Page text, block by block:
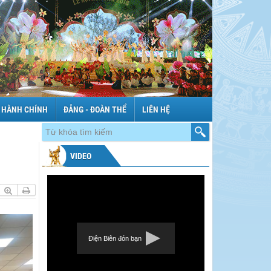
CHÍNH ĐẢNG - ĐOÀN THỂ LIÊN HỆ
VIDEO
Điện Biên đón bạn